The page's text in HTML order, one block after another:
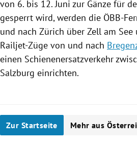
von 6. bis 12. Juni zur Gänze für
gesperrt wird, werden die ÖBB-
und nach Zürich über Zell am See
Railjet-Züge von und nach
einen Schienenersatzverkehr
Salzburg einrichten.
Zur Startseite Mehr aus